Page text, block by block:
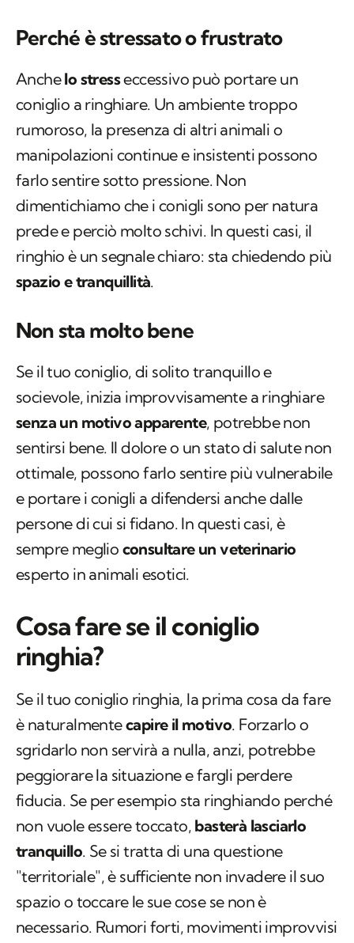
Perché è stressato o frustrato
Anchelo stresseccessivo può portare un
coniglio a ringhiare. Un ambiente troppo
rumoroso, la presenza di altri animali o
manipolazioni continue e insistenti possono
farlo sentire sotto pressione. Non
dimentichiamo che i conigli sono per natura
prede e perciò molto schivi. In questi casi, il
ringhio è un segnale chiaro: sta chiedendo più
spazio e tranquillità.
Non sta molto bene
Se il tuo coniglio, di solito tranquillo e
socievole, inizia improvvisamente a ringhiare
senza un motivo apparente, potrebbe non
sentirsi bene. Il dolore o un stato di salute non
ottimale, possono farlo sentire più vulnerabile
e portare i conigli a difendersi anche dalle
persone di cui si fidano. In questi casi, è
sempre meglio consultare un veterinario
esperto in animali esotici.
Cosa fare se il coniglio
ringhia?
Se il tuo coniglio ringhia, la prima cosa da fare
è naturalmentecapire il motivo. Forzarlo o
sgridarlo non servirà a nulla, anzi, potrebbe
peggiorare la situazione e fargli perdere
fiducia. Se per esempio sta ringhiando perché
non vuole essere toccato, basterà lasciarlo
tranquillo. Se si tratta di una questione
"territoriale", è sufficiente non invadere il suo
spazio o toccare le sue cose se non è
necessario. Rumori forti, movimenti improvvisi